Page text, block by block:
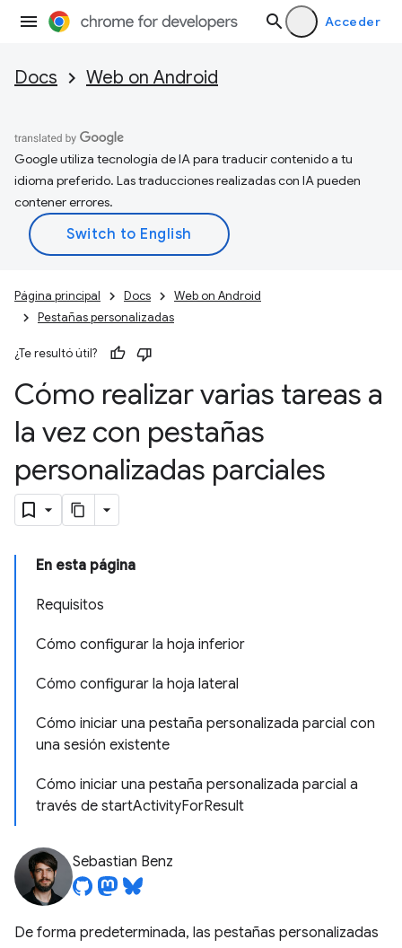
Acceder
Docs Web on Android
Google utiliza tecnología de IA para traducir contenido a tu
idioma preferido. Las traducciones realizadas con IA pueden
contener errores.
Página principal Docs
Web on Android
Pestañas personalizadas
¿Te resultó útil?
Cómo realizar varias tareas a
la vez con pestañas
personalizadas parciales
En esta página
Requisitos
Cómo configurar la hoja inferior
Cómo configurar la hoja lateral
Cómo iniciar una pestaña personalizada parcial con
una sesión existente
Cómo iniciar una pestaña personalizada parcial a
través de startActivityForResult
Sebastian Benz
De forma predeterminada, las pestañas personalizadas